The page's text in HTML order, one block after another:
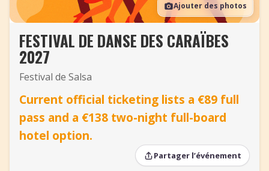
Vidéos
Glossaire
TuneTempo
Ajouter un événement
Ajouter des photos
FESTIVAL DE DANSE DES CARAÏBES
2027
Festival de Salsa
Current official ticketing lists a €89 full
pass and a €138 two-night full-board
hotel option.
Partager l’événement